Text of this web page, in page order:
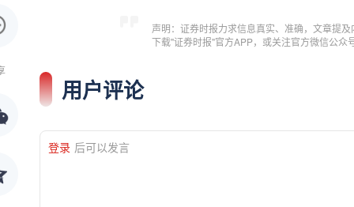
声明：证券时报力求信息真实、准确，文章提
下载"证券时报"官方APP，或关注官方微信公
用户评论
登录 后可以发言